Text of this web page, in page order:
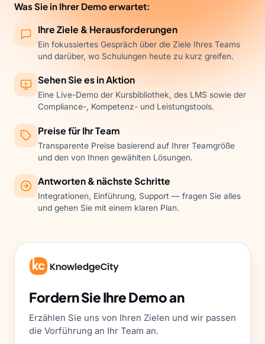
Was Sie in Ihrer Demo erwartet:
Ihre Ziele & Herausforderungen
Ein fokussiertes Gespräch über die Ziele Ihres Teams
und darüber, wo Schulungen heute zu kurz greifen.
Sehen Sie es in Aktion
Eine Live-Demo der Kursbibliothek, des LMS sowie der
Compliance-, Kompetenz- und Leistungstools.
Preise für Ihr Team
Transparente Preise basierend auf Ihrer Teamgröße
und den von Ihnen gewählten Lösungen.
Antworten & nächste Schritte
Integrationen, Einführung, Support — fragen Sie alles
und gehen Sie mit einem klaren Plan.
Fordern Sie Ihre Demo an
Erzählen Sie uns von Ihren Zielen und wir passen
die Vorführung an Ihr Team an.